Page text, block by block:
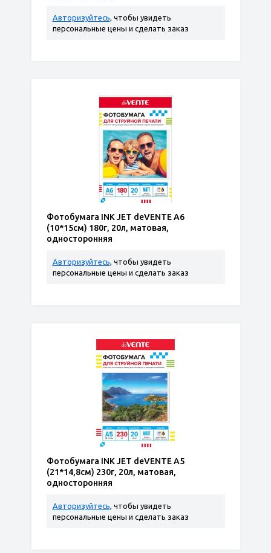
Авторизуйтесь, чтобы увидеть
персональные цены и сделать заказ
Фотобумага INK JET deVENTE A6
(10*15см) 180г, 20л, матовая,
односторонняя
Авторизуйтесь, чтобы увидеть
персональные цены и сделать заказ
Фотобумага INK JET deVENTE A5
(21*14,8см) 230г, 20л, матовая,
односторонняя
Авторизуйтесь, чтобы увидеть
персональные цены и сделать заказ